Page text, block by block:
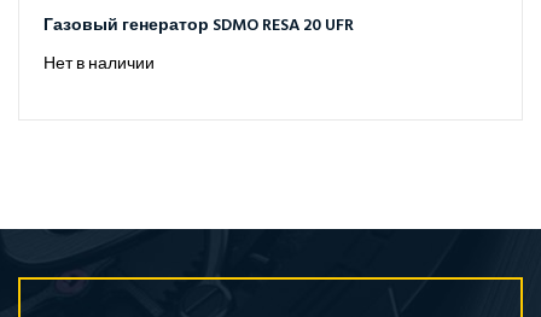
Газовый генератор SDMO RESA 20 UFR
Нет в наличии